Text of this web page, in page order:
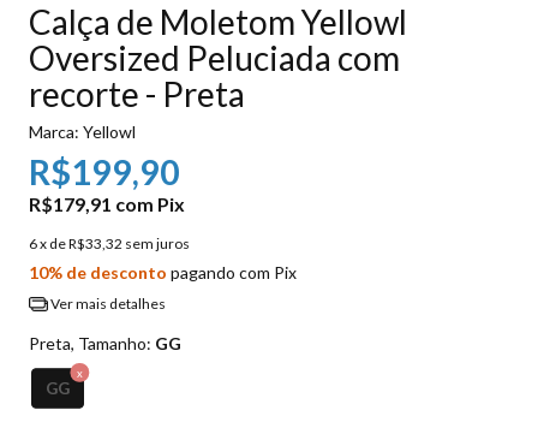
Calça de Moletom Yellowl
Oversized Peluciada com
recorte - Preta
Marca: Yellowl
R$199,90
R$179,91 com Pix
6x deR$33,32 sem juros
10% de desconto pagando com Pix
Ver mais detalhes
Preta, Tamanho: GG
GG